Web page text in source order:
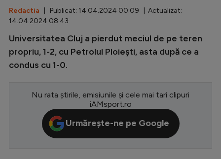
Clasamente
Champions League
Conference League
CM 2026
Premier League
Redactia | Publicat: 14.04.2024 00:09 | Actualizat:
14.04.2024 08:43
Universitatea Cluj a pierdut meciul de pe teren
propriu, 1-2, cu Petrolul Ploiești, asta după ce a
condus cu 1-0.
Nu rata știrile, emisiunile și cele mai tari clipuri
iAMsport.ro
Urmărește-ne pe Google